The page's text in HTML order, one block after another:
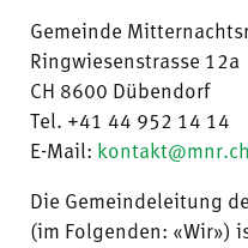
Gemeinde
Ringwiesenstrasse 12a
CH 8600 Dübendorf
Tel. +41 44 952 14 14
E-Mail: kontakt@mnr.ch
Die Gemeindeleitung
(im Folgenden: «Wir»)